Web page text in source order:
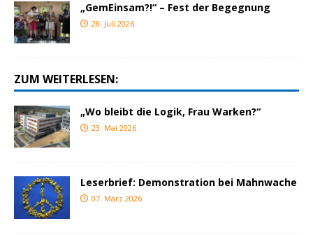
„GemEinsam?!“ – Fest der Begegnung
28. Juli 2026
ZUM WEITERLESEN:
„Wo bleibt die Logik, Frau Warken?“
23. Mai 2026
Leserbrief: Demonstration bei Mahnwache
07. März 2026